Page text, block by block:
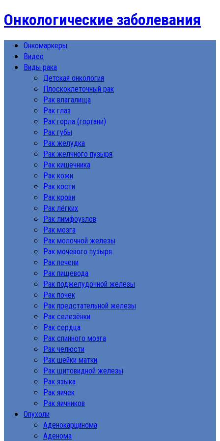
Онкологические заболевания
Онкомаркеры
Видео
Виды рака
Детская онкология
Плоскоклеточный рак
Рак влагалища
Рак глаз
Рак горла (гортани)
Рак губы
Рак желудка
Рак желчного пузыря
Рак кишечника
Рак кожи
Рак кости
Рак крови
Рак лёгких
Рак лимфоузлов
Рак мозга
Рак молочной железы
Рак мочевого пузыря
Рак печени
Рак пищевода
Рак поджелудочной железы
Рак почек
Рак предстательной железы
Рак селезёнки
Рак сердца
Рак спинного мозга
Рак челюсти
Рак шейки матки
Рак щитовидной железы
Рак языка
Рак яичек
Рак яичников
Опухоли
Аденокарцинома
Аденома